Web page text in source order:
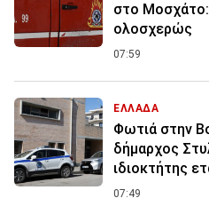
στο
ολοσχερώς
07:59
ΕΛΛΑΔΑ
Φωτιά στην
δήμαρχος
ιδιοκτήτης
07:49